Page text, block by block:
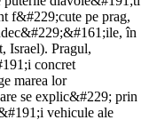
f&#229;cute pe prag,
în
Israel). Pragul,
concret
marea lor
se explic&#229; prin
vehicule ale